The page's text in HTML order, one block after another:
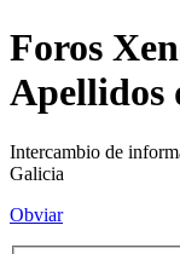
Foros
Apellidos
Intercambio de
Galicia
Obviar